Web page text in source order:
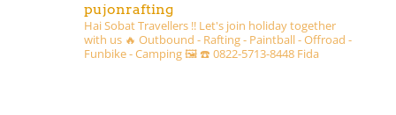
pujonrafting
Hai Sobat Travellers !! Let's join holiday together
with us 🔥 Outbound - Rafting - Paintball - Offroad -
Funbike - Camping 🖼☎️ 0822-5713-8448 Fida